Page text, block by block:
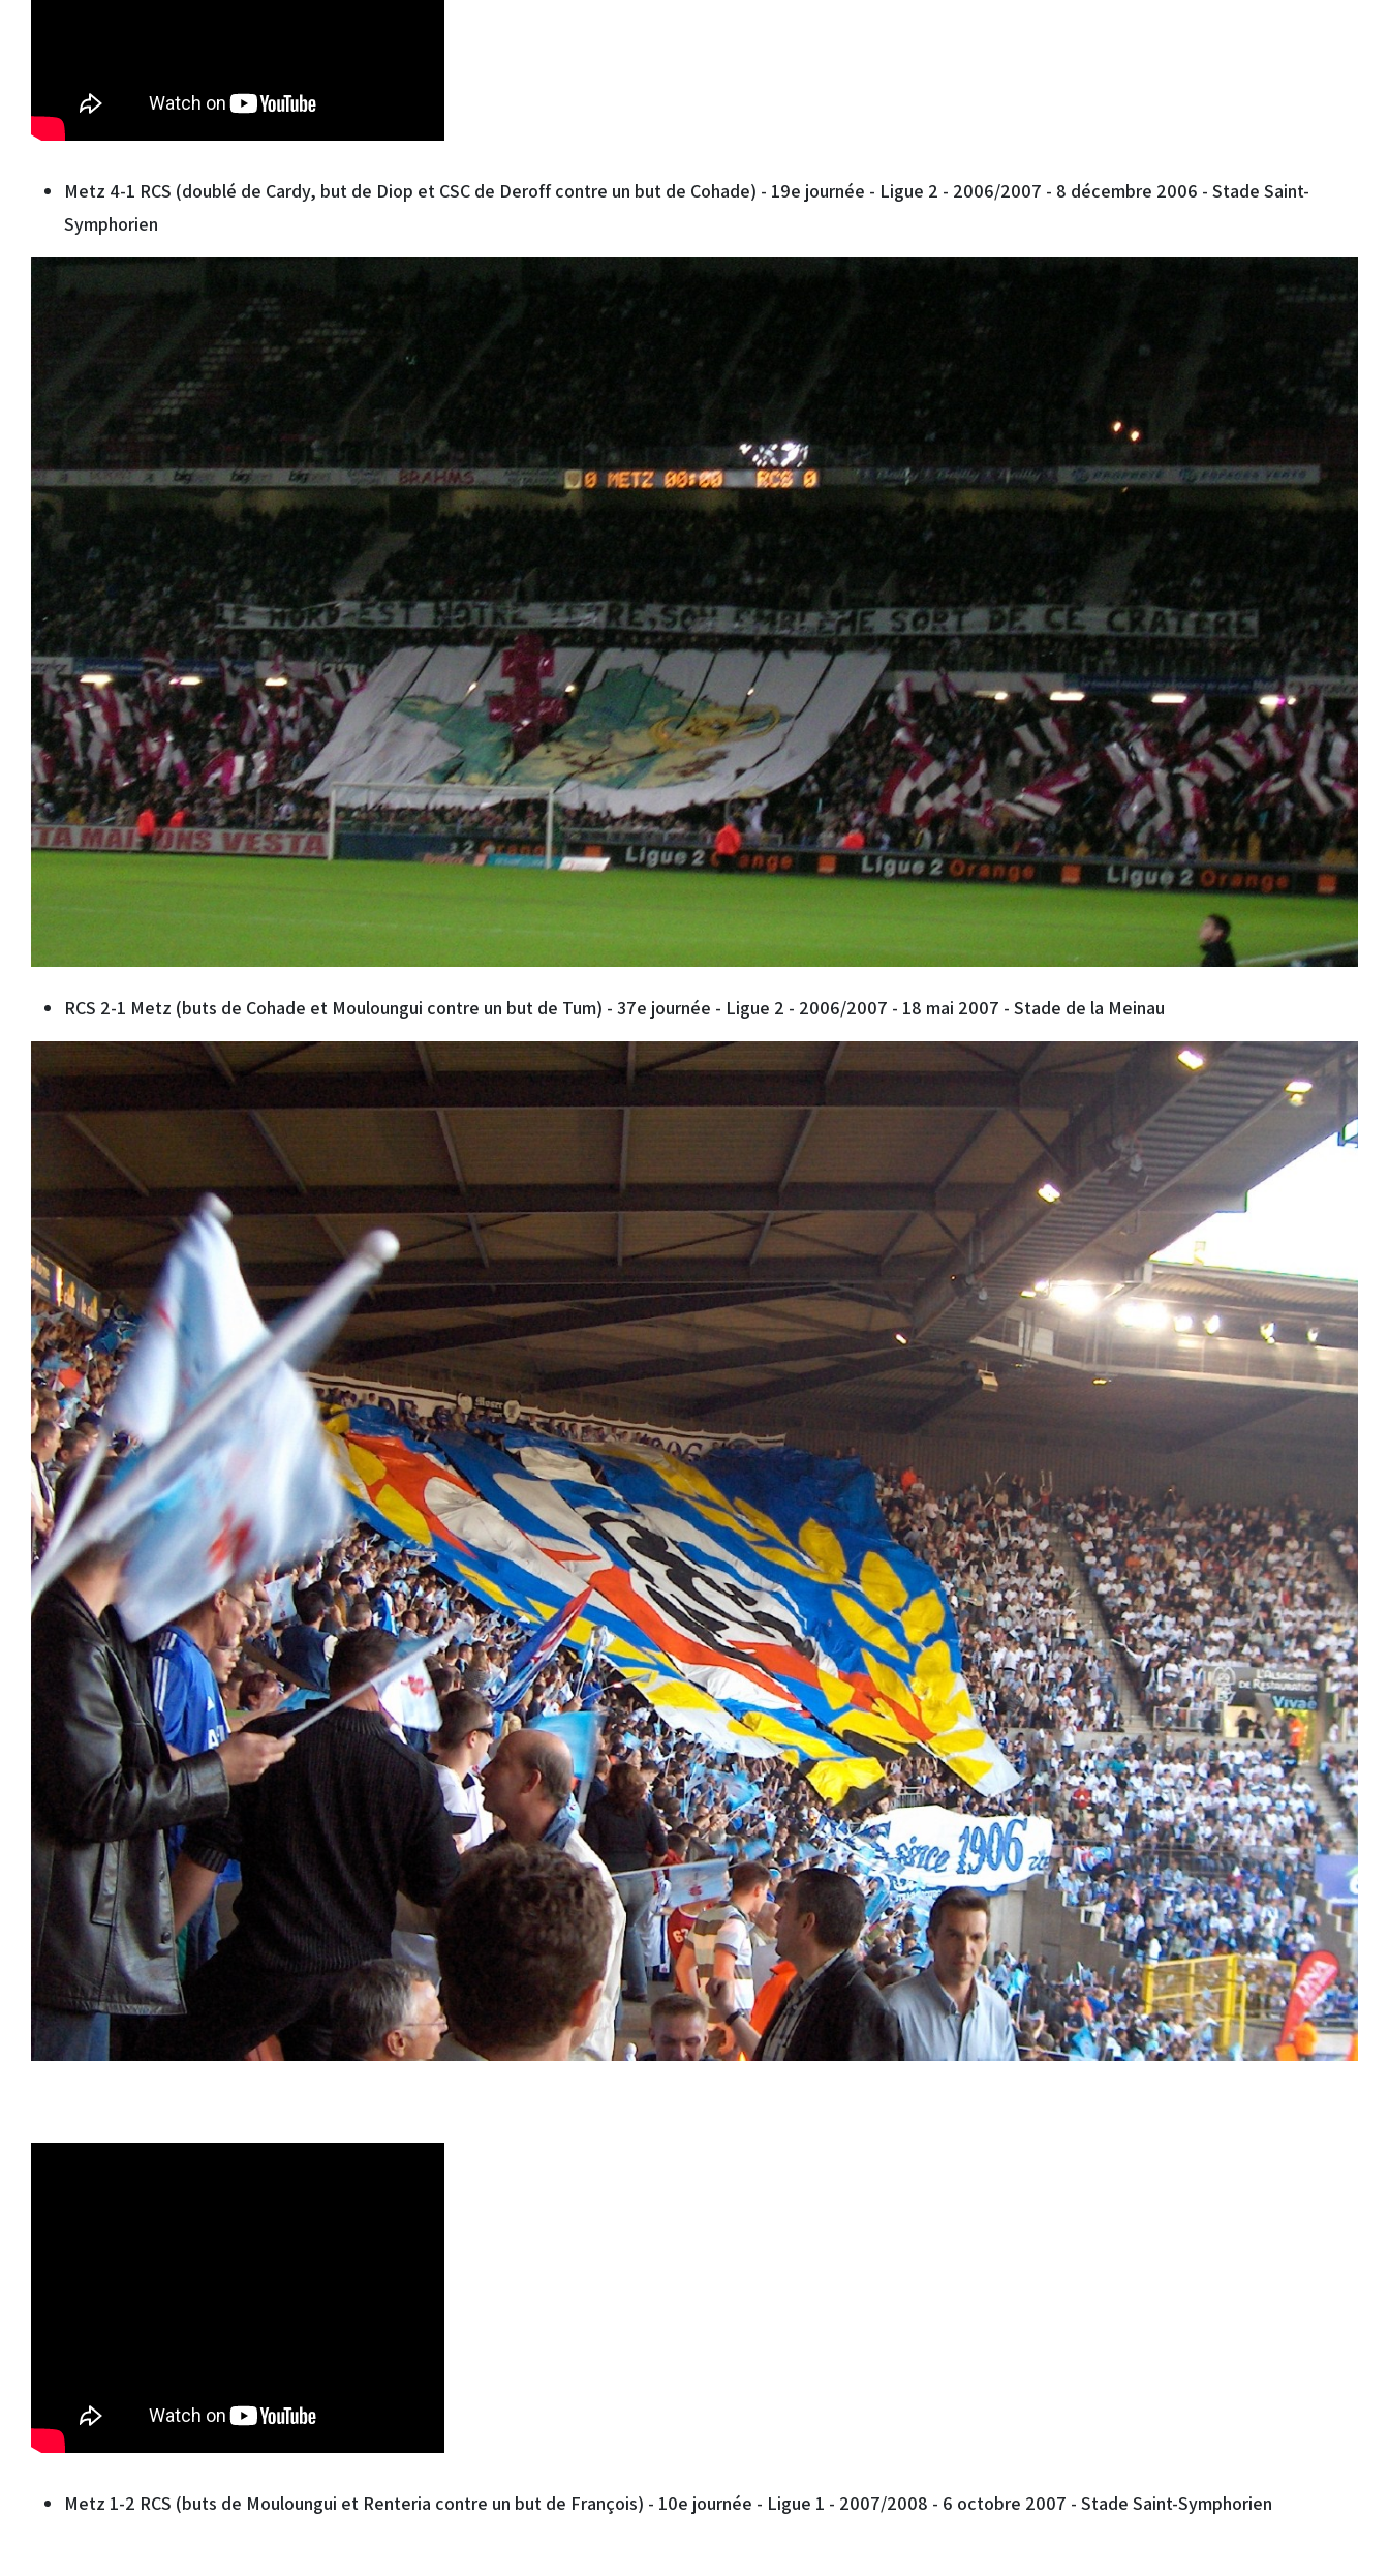
Metz 4-1 RCS (doublé de Cardy, but de Diop et CSC de Deroff contre un but de Cohade) - 19e journée - Ligue 2 - 2006/2007 - 8 décembre 2006 - Stade Saint-
Symphorien
RCS 2-1 Metz (buts de Cohade et Mouloungui contre un but de Tum) - 37e journée - Ligue 2 - 2006/2007 - 18 mai 2007 - Stade de la Meinau
Metz 1-2 RCS (buts de Mouloungui et Renteria contre un but de François) - 10e journée - Ligue 1 - 2007/2008 - 6 octobre 2007 - Stade Saint-Symphorien